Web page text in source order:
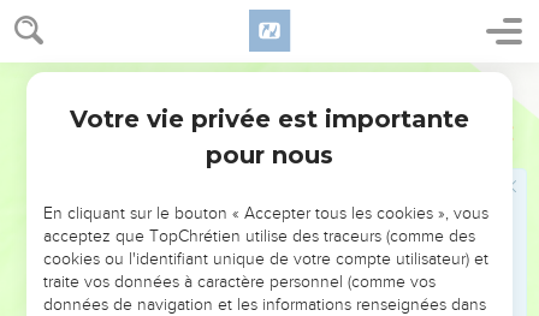
NE MANQUEZ PAS L’ÉVÉNEMENT
DE L’ANNÉE !
ET SI LEURS ERREURS POUVAIENT VOUS ÉVITER LES
VOTRES ?
Votre vie privée est importante
pour nous
En cliquant sur le bouton « Accepter tous les cookies », vous
acceptez que TopChrétien utilise des traceurs (comme des
cookies ou l'identifiant unique de votre compte utilisateur) et
traite vos données à caractère personnel (comme vos
données de navigation et les informations renseignées dans